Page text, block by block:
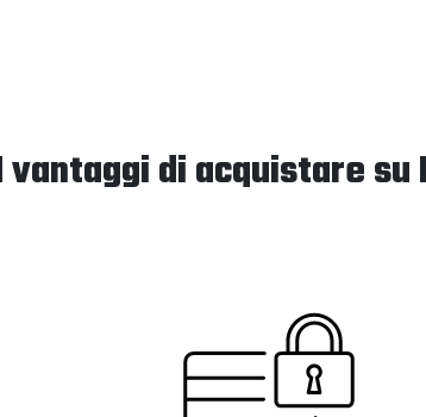
vantaggi di acquistare su